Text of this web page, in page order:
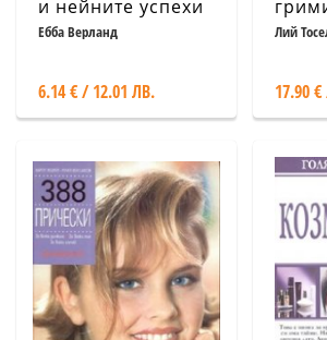
и нейните успехи
Ебба Верланд
6.14 € / 12.01 ЛВ.
Лий
17.90